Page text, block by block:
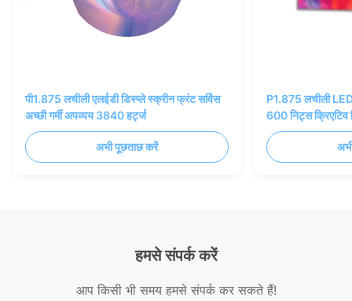
पी1.875 लचीली एलईडी डिस्प्ले स्क्रीन फ्रंट सर्विस
अच्छी गर्मी अपव्यय 3840 हर्ट्ज
अभी पूछताछ करें
P1.875 लचीली
600 निट्स
हमसे संपर्क करें
आप किसी भी समय हमसे संपर्क कर सकते हैं!